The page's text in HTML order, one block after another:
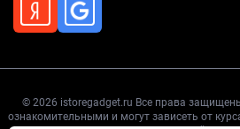
© 2026 istoregadget.ru Все права
ознакомительными и могут зависеть от